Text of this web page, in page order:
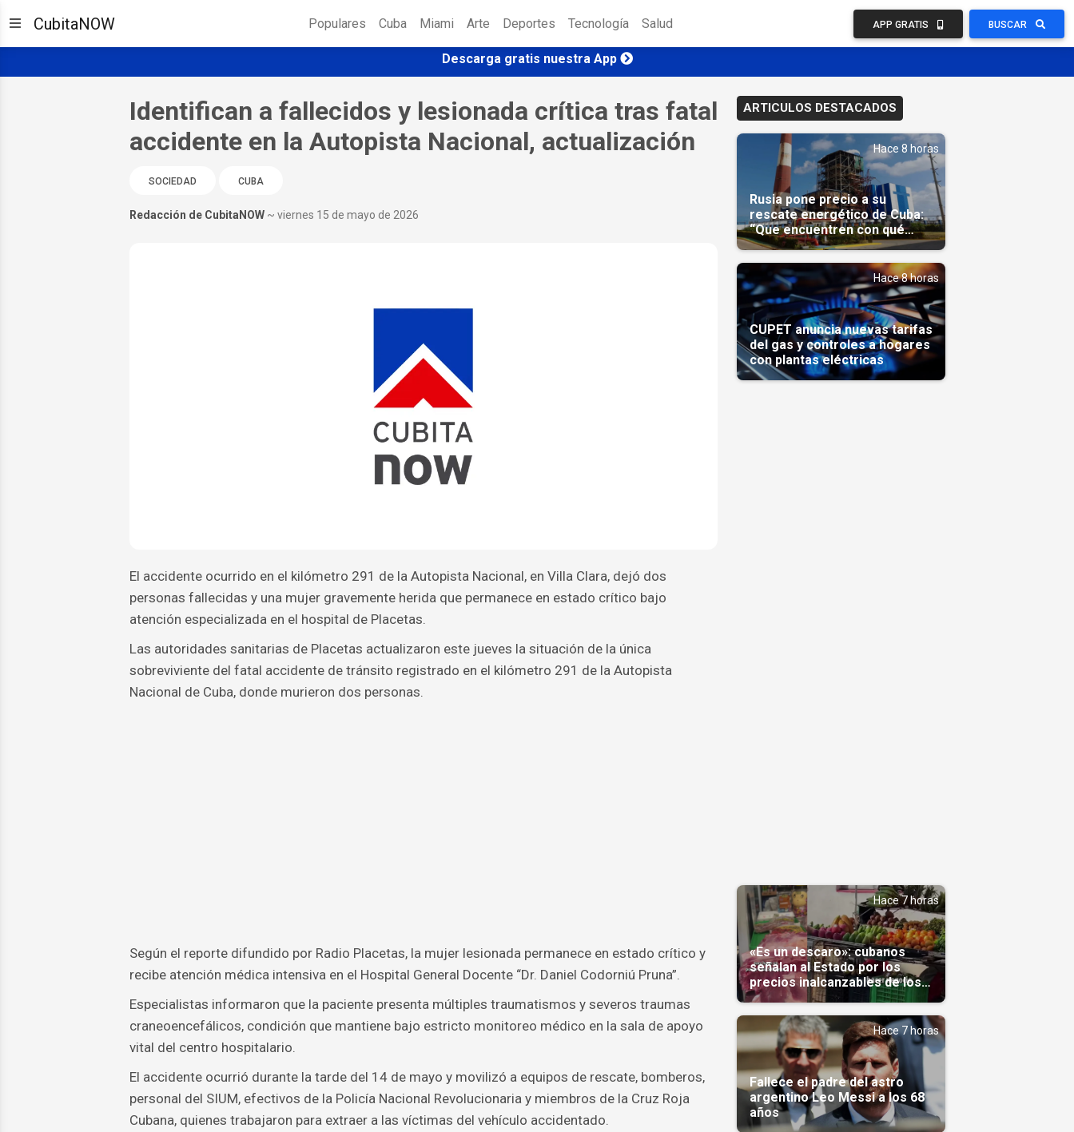
CubitaNOW Populares Cuba Miami Arte Deportes Tecnología Salud APP GRATIS BUSCAR
Descarga gratis nuestra App
Identifican a fallecidos y lesionada crítica tras fatal
accidente en la Autopista Nacional, actualización
SOCIEDAD CUBA
Redacción de CubitaNOW ~ viernes 15 de mayo de 2026
El accidente ocurrido en el kilómetro 291 de la Autopista Nacional, en Villa Clara, dejó dos
personas fallecidas y una mujer gravemente herida que permanece en estado crítico bajo
atención especializada en el hospital de Placetas.
Las autoridades sanitarias de Placetas actualizaron este jueves la situación de la única
sobreviviente del fatal accidente de tránsito registrado en el kilómetro 291 de la Autopista
Nacional de Cuba, donde murieron dos personas.
Según el reporte difundido por Radio Placetas, la mujer lesionada permanece en estado crítico y
recibe atención médica intensiva en el Hospital General Docente “Dr. Daniel Codorniú Pruna”.
Especialistas informaron que la paciente presenta múltiples traumatismos y severos traumas
craneoencefálicos, condición que mantiene bajo estricto monitoreo médico en la sala de apoyo
vital del centro hospitalario.
El accidente ocurrió durante la tarde del 14 de mayo y movilizó a equipos de rescate, bomberos,
personal del SIUM, efectivos de la Policía Nacional Revolucionaria y miembros de la Cruz Roja
Cubana, quienes trabajaron para extraer a las víctimas del vehículo accidentado.
ARTICULOS DESTACADOS
Hace 8 horas
Rusia pone precio a su
rescate energético de Cuba:
“Que encuentren con qué
pagarnos”
Hace 8 horas
CUPET anuncia nuevas tarifas
del gas y controles a hogares
con plantas eléctricas
Hace 7 horas
«Es un descaro»: cubanos
señalan al Estado por los
precios inalcanzables de los
alimentos(Video)
Hace 7 horas
Fallece el padre del astro
argentino Leo Messi a los 68
años